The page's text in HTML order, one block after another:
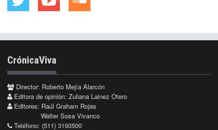
CrónicaViva
Director: Roberto Mejía Alarcón
Editora de opinión: Zuliana Lainez Otero
Editores: Raúl Graham Rojas
Walter Sosa Vivanco
Teléfono: (511) 3193500